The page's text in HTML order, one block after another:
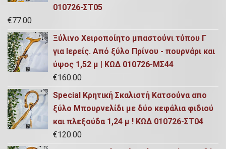
010726-ΣΤ05
€77.00
Ξύλινο Χειροποίητο μπαστούνι τύπου Γ
για Ιερείς. Από ξύλο Πρίνου - πουρνάρι και
ύψος 1,52 μ | ΚΩΔ 010726-ΜΣ44
€160.00
Special Κρητική Σκαλιστή Κατσούνα απο
ξύλο Μπουρνελίδι με δύο κεφάλια φιδιού
και πλεξούδα 1,24 μ ! ΚΩΔ 010726-ΣΤ04
€120.00